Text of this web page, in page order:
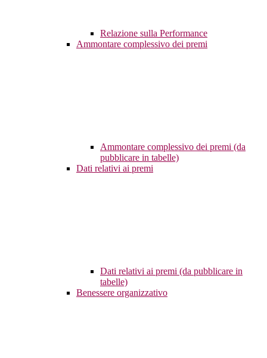
Relazione sulla Performance
Ammontare complessivo dei premi
Ammontare complessivo dei premi (da
pubblicare in tabelle)
Dati relativi ai premi
Dati relativi ai premi (da pubblicare in
tabelle)
Benessere organizzativo